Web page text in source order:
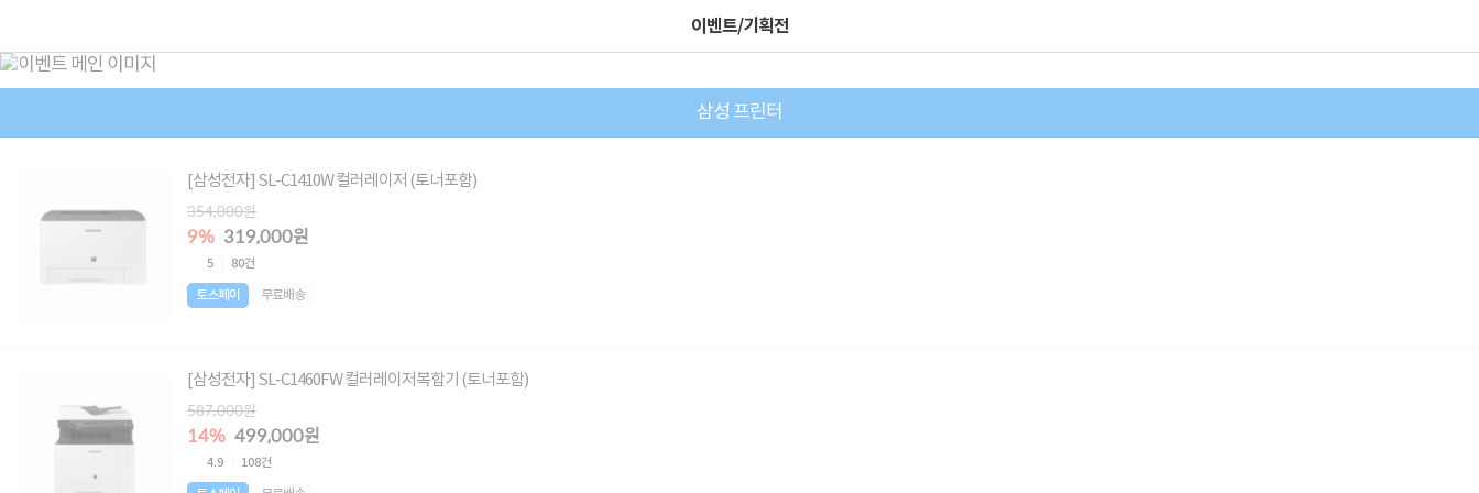
이벤트/기획전
삼성 프린터
[삼성전자] SL-C1410W 컬러레이저 (토너포함)
354,000원
9% 319,000원
5 80건
토스페이 무료배송
[삼성전자] SL-C1460FW 컬러레이저복합기 (토너포함)
587,000원
14% 499,000원
4.9 108건